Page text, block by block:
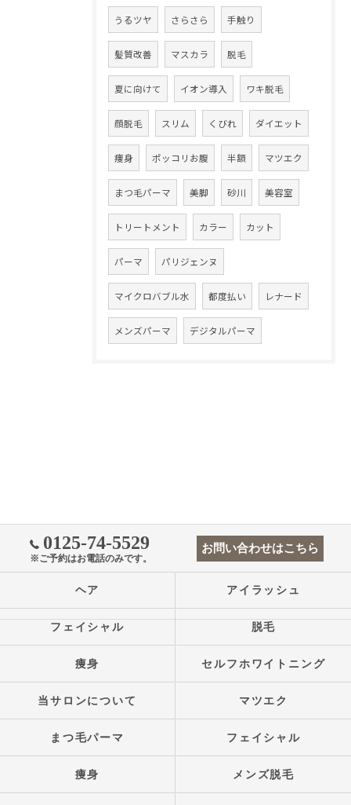
うるツヤ さらさら 手触り
髪質改善 マスカラ 脱毛
夏に向けて イオン導入 ワキ脱毛
顔脱毛 スリム くびれ ダイエット
痩身 ポッコリお腹 半額 マツエク
まつ毛パーマ 美脚 砂川 美容室
トリートメント カラー カット
パーマ パリジェンヌ
マイクロバブル水 都度払い レナード
メンズパーマ デジタルパーマ
0125-74-5529
※ご予約はお電話のみです。
お問い合わせはこちら
ヘア アイラッシュ
フェイシャル 脱毛
痩身 セルフホワイトニング
当サロンについて マツエク
まつ毛パーマ フェイシャル
痩身 メンズ脱毛